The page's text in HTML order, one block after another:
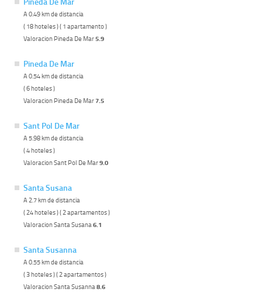
A 0.49 km de distancia
( 18 hoteles ) ( 1 apartamento )
Valoracion Pineda De Mar5.9
Pineda De Mar
A 0.54 km de distancia
( 6 hoteles )
Valoracion Pineda De Mar7.5
Sant Pol De Mar
A 5.98 km de distancia
( 4 hoteles )
Valoracion Sant Pol De Mar9.0
Santa Susana
A 2.7 km de distancia
( 24 hoteles ) ( 2 apartamentos )
Valoracion Santa Susana 6.1
Santa Susanna
A 0.55 km de distancia
( 3 hoteles ) ( 2 apartamentos )
Valoracion Santa Susanna 8.6